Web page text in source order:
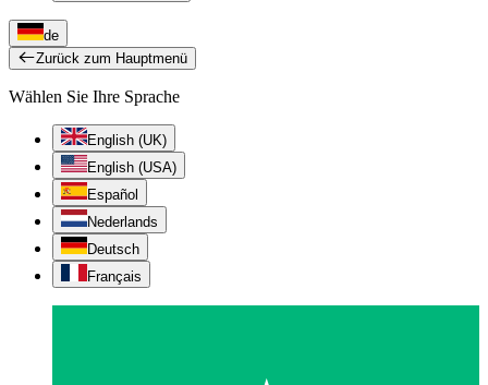
de
Zurück zum Hauptmenü
Wählen Sie Ihre Sprache
English (UK)
English (USA)
Español
Nederlands
Deutsch
Français